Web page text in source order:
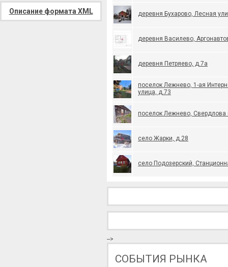
Описание формата XML деревня Бухарово, Лесная
деревня Василево,
деревня Петряево, д.7а
поселок Лежнево, 1-ая
улица, д.73
поселок Лежнево, Свердлова
село Жарки, д.28
село Подозерский,
-->
СОБЫТИЯ РЫНКА